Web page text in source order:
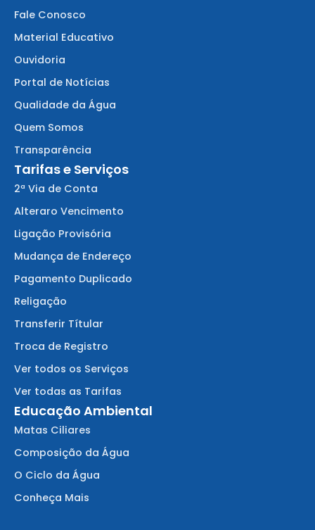
Fale Conosco
Material Educativo
Ouvidoria
Portal de Notícias
Qualidade da Água
Quem Somos
Transparência
Tarifas e Serviços
2ª Via de Conta
Alteraro Vencimento
Ligação Provisória
Mudança de Endereço
Pagamento Duplicado
Religação
Transferir Títular
Troca de Registro
Ver todos os Serviços
Ver todas as Tarifas
Educação Ambiental
Matas Ciliares
Composição da Água
O Ciclo da Água
Conheça Mais